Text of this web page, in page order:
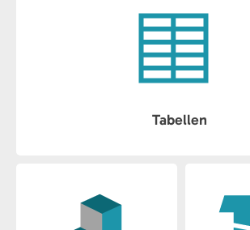
Tabellen